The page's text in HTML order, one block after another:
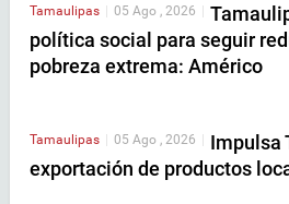
Tamaulipas | 05 Ago , 2026 |
política social para seguir
pobreza extrema: Américo
Tamaulipas 05 Ago , 2026
Impulsa
exportación de productos